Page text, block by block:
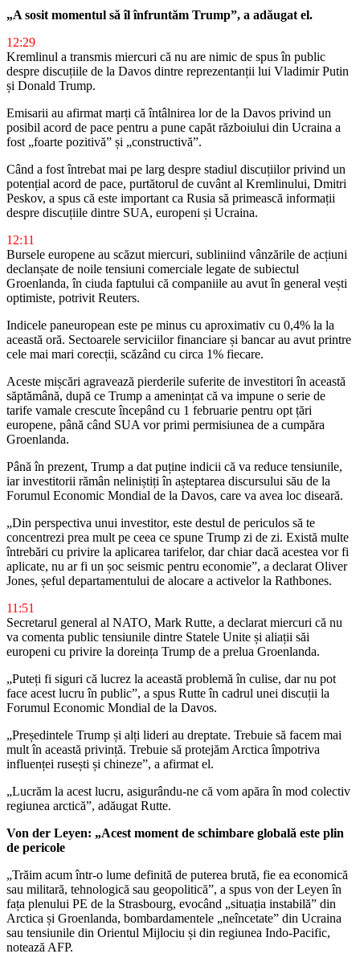
„A sosit momentul să îl înfruntăm Trump”, a adăugat el.
12:29
Kremlinul a transmis miercuri că nu are nimic de spus în public
despre discuțiile de la Davos dintre reprezentanții lui Vladimir Putin
și Donald Trump.
Emisarii au afirmat marți că întâlnirea lor de la Davos privind un
posibil acord de pace pentru a pune capăt războiului din Ucraina a
fost „foarte pozitivă” și „constructivă”.
Când a fost întrebat mai pe larg despre stadiul discuțiilor privind un
potențial acord de pace, purtătorul de cuvânt al Kremlinului, Dmitri
Peskov, a spus că este important ca Rusia să primească informații
despre discuțiile dintre SUA, europeni și Ucraina.
12:11
Bursele europene au scăzut miercuri, subliniind vânzările de acțiuni
declanșate de noile tensiuni comerciale legate de subiectul
Groenlanda, în ciuda faptului că companiile au avut în general vești
optimiste, potrivit Reuters.
Indicele paneuropean este pe minus cu aproximativ cu 0,4% la la
această oră. Sectoarele serviciilor financiare și bancar au avut printre
cele mai mari corecții, scăzând cu circa 1% fiecare.
Aceste mișcări agravează pierderile suferite de investitori în această
săptămână, după ce Trump a amenințat că va impune o serie de
tarife vamale crescute începând cu 1 februarie pentru opt țări
europene, până când SUA vor primi permisiunea de a cumpăra
Groenlanda.
Până în prezent, Trump a dat puține indicii că va reduce tensiunile,
iar investitorii rămân neliniștiți în așteptarea discursului său de la
Forumul Economic Mondial de la Davos, care va avea loc diseară.
„Din perspectiva unui investitor, este destul de periculos să te
concentrezi prea mult pe ceea ce spune Trump zi de zi. Există multe
întrebări cu privire la aplicarea tarifelor, dar chiar dacă acestea vor fi
aplicate, nu ar fi un șoc seismic pentru economie”, a declarat Oliver
Jones, șeful departamentului de alocare a activelor la Rathbones.
11:51
Secretarul general al NATO, Mark Rutte, a declarat miercuri că nu
va comenta public tensiunile dintre Statele Unite și aliații săi
europeni cu privire la doreința Trump de a prelua Groenlanda.
„Puteți fi siguri că lucrez la această problemă în culise, dar nu pot
face acest lucru în public”, a spus Rutte în cadrul unei discuții la
Forumul Economic Mondial de la Davos.
„Președintele Trump și alți lideri au dreptate. Trebuie să facem mai
mult în această privință. Trebuie să protejăm Arctica împotriva
influenței rusești și chineze”, a afirmat el.
„Lucrăm la acest lucru, asigurându-ne că vom apăra în mod colectiv
regiunea arctică”, adăugat Rutte.
Von der Leyen: „Acest moment de schimbare globală este plin
de pericole
„Trăim acum într-o lume definită de puterea brută, fie ea economică
sau militară, tehnologică sau geopolitică”, a spus von der Leyen în
fața plenului PE de la Strasbourg, evocând „situația instabilă” din
Arctica și Groenlanda, bombardamentele „neîncetate” din Ucraina
sau tensiunile din Orientul Mijlociu și din regiunea Indo-Pacific,
notează AFP.